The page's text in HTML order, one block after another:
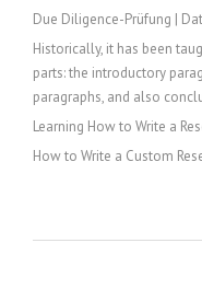
Due Diligence-Prüfung |
Historically, it has been
parts: the introductory
paragraphs, and also
Learning How to Write a
How to Write a Custom